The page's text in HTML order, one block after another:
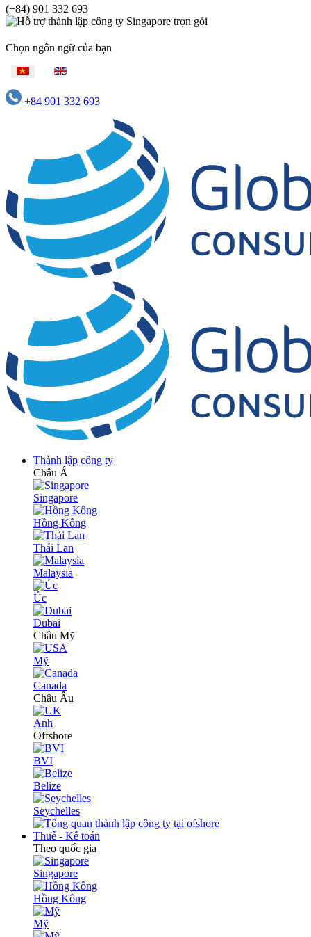
(+84) 901 332 693
Chọn ngôn ngữ của bạn
+84 901 332 693
Thành lập công ty
Châu Á
Singapore
Hồng Kông
Thái Lan
Malaysia
Úc
Dubai
Châu Mỹ
Mỹ
Canada
Châu Âu
Anh
Offshore
BVI
Belize
Seychelles
Thuế - Kế toán
Theo quốc gia
Singapore
Hồng Kông
Mỹ